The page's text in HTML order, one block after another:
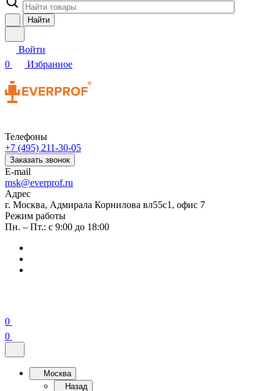
Найти
Войти
0
Избранное
Телефоны
+7 (495) 211-30-05
Заказать звонок
E-mail
msk@everprof.ru
Адрес
г. Москва, Адмирала Корнилова вл55с1, офис 7
Режим работы
Пн. – Пт.: с 9:00 до 18:00
0
0
Москва
Назад